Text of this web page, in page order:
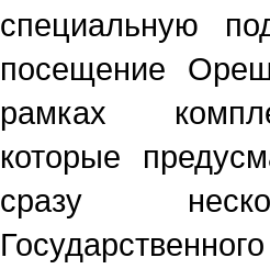
специальную
посещение
рамках
которые
сразу